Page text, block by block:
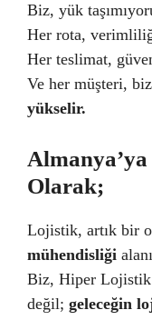
Biz, yük
Her rota,
Her teslimat,
Ve her müşteri,
yükselir.
Olarak;
Lojistik, artık bir
mühendisliği
Biz, Hiper Lojistik
değil; geleceğin